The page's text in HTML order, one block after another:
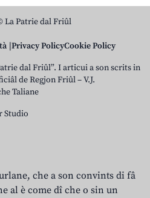
La Patrie dal Friûl
Privacy PolicyCookie Policy
dal Friûl”. I articui a son scrits in
de Regjon Friûl – V.J.
Taliane
Studio
che a son convints di fâ
al è come dî che o sin un